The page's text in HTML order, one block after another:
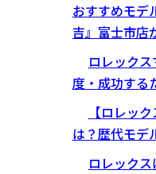
おすすめモデ
吉』富士市店
ロレック
度・成功する
【ロレッ
は？歴代モデ
ロレック